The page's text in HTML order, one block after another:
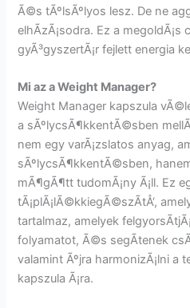
Ã©s tÃºlsÃºlyos lesz. De ne
elhÃ­zÃ¡sodra. Ez a megoldÃ¡s
gyÃ³gyszertÃ¡r fejlett energia
Mi az a Weight Manager?
Weight Manager kapszula
a sÃºlycsÃ¶kkentÃ©sben
nem egy varÃ¡zslatos anyag,
sÃºlycsÃ¶kkentÃ©sben,
mÃ¶gÃ¶tt tudomÃ¡ny Ã¡ll. Ez
tÃ¡plÃ¡lÃ©kkiegÃ©szÃ­tÅ‘,
tartalmaz, amelyek
folyamatot, Ã©s segÃ­tenek
valamint Ãºjra harmonizÃ¡lni a
kapszula Ã¡ra.